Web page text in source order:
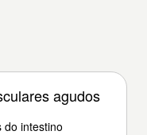
agudos
do intestino